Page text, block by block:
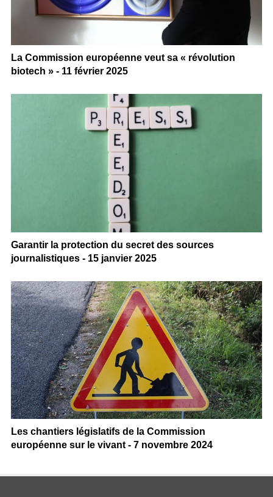
La Commission européenne veut sa « révolution
biotech » - 11 février 2025
Garantir la protection du secret des sources
journalistiques - 15 janvier 2025
Les chantiers législatifs de la Commission
européenne sur le vivant - 7 novembre 2024